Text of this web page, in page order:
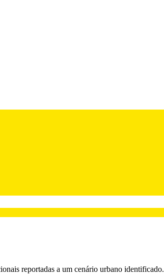
reportadas a um cenário urbano identificado.